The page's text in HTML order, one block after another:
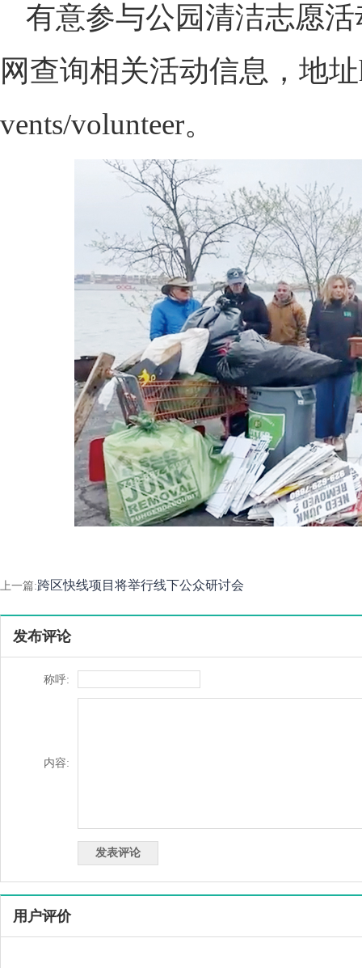
有意参与公园清洁志愿
网查询相关活动信息，地址
vents/volunteer。
上一篇:跨区快线项目将举行线下公众研讨会
发布评论
称呼:
内容:
用户评价